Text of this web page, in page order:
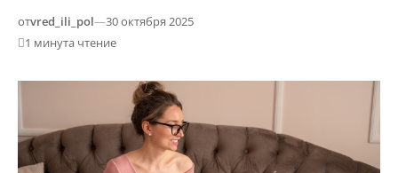
отvred_ili_pol—30 октября 2025
1 минута чтение